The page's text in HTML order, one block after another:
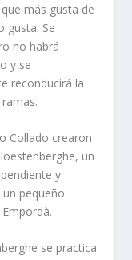
más gusta de
gusta. Se
no habrá
y se
reconducirá la
Collado crearon
un
y
pequeño
se practica